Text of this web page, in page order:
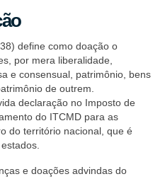
define como doação o
por mera liberalidade,
e consensual, patrimônio, bens
de outrem.
declaração no Imposto de
do ITCMD para as
do território nacional, que é
e doações advindas do